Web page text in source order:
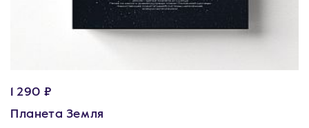
1 290 ₽
Планета Земля